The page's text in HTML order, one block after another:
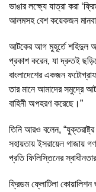
ভাঙার লক্ষ্যে যাত্রা করা
আলমসহ বেশ কয়েকজন
আটকের আগ মুহূর্তে শহিদুল
প্রকাশ করেন, যা দ্রুতই
বাংলাদেশের একজন
তার মানে আমাদের সমুদ্রে
বাহিনী অপহরণ করেছে।”
তিনি আরও বলেন,
সহায়তায় ইসরায়েল গাজায়
প্রতি ফিলিস্তিনের
ফ্রিডম ফ্লোটিলা কোয়ালিশন